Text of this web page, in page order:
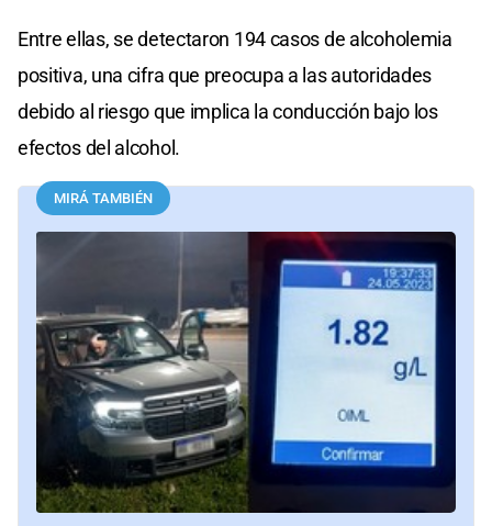
Entre ellas, se detectaron 194 casos de alcoholemia
positiva, una cifra que preocupa a las autoridades
debido al riesgo que implica la conducción bajo los
efectos del alcohol.
MIRÁ TAMBIÉN